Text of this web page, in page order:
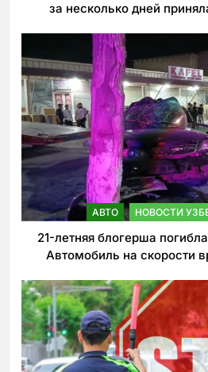
за несколько дней
АВТО НОВОСТИ
21-летняя блогерша
Автомобиль на скорости